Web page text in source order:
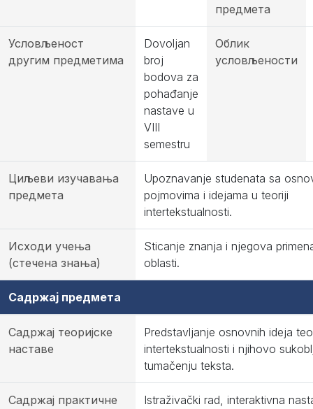
предмета
Условљеност
другим предметима
Dovoljan
broj
bodova za
pohađanje
nastave u
VIII
semestru
Облик
условљености
Циљеви изучавања
предмета
Upoznavanje studenata sa
pojmovima i idejama u teoriji
intertekstualnosti.
Исходи учења
(стечена знања)
Sticanje znanja i njegova
oblasti.
Садржај предмета
Садржај теоријске
наставе
Predstavljanje osnovnih ideja
intertekstualnosti i njihovo
tumačenju teksta.
Садржај практичне
Istraživački rad, interaktivna